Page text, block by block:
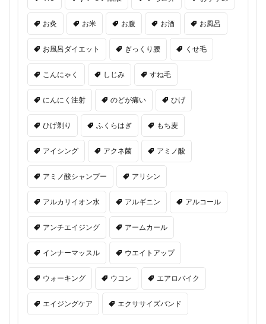
お灸 お米 お腹 お酒 お風呂
お風呂ダイエット ぎっくり腰 くせ毛
こんにゃく しじみ すね毛
にんにく注射 のどが痛い ひげ
ひげ剃り ふくらはぎ もち麦
アイシング アクネ菌 アミノ酸
アミノ酸シャンプー アリシン
アルカリイオン水 アルギニン アルコール
アンチエイジング アームカール
インナーマッスル ウエイトアップ
ウォーキング ウコン エアロバイク
エイジングケア エクササイズバンド